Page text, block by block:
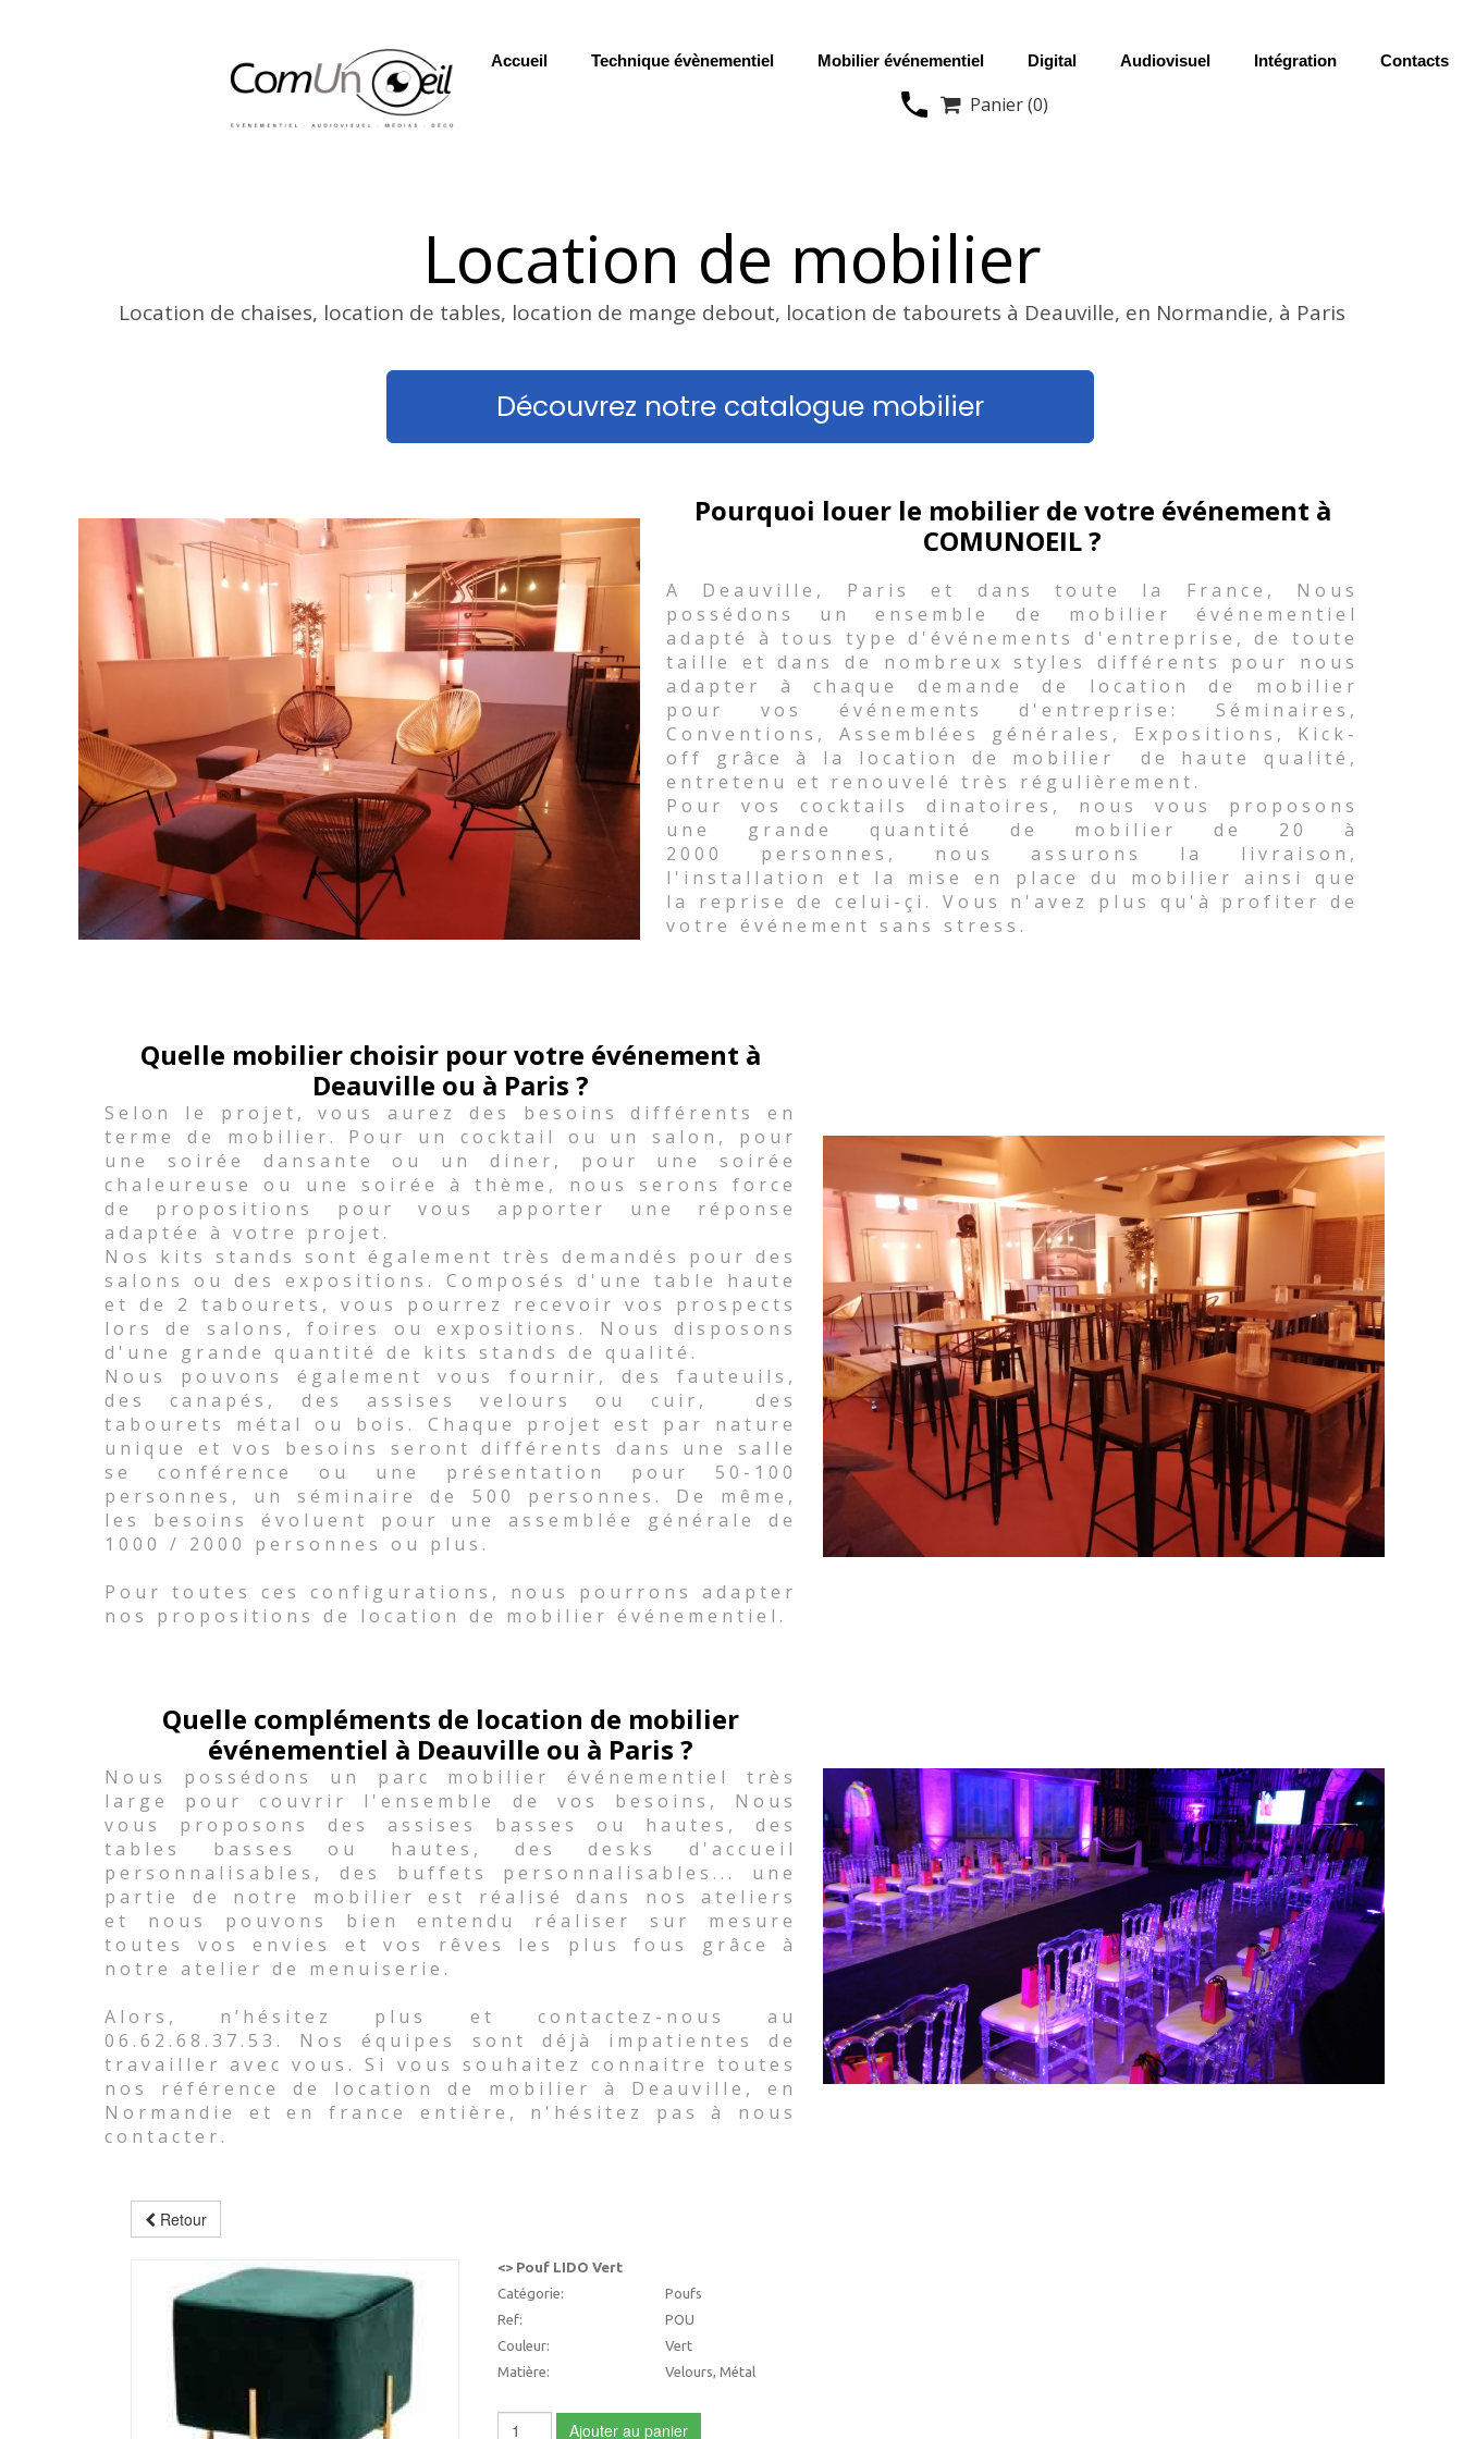
Accueil Technique évènementiel Mobilier événementiel Digital Audiovisuel Intégration Contacts
 Panier (0)
Location de mobilier
Location de chaises, location de tables, location de mange debout, location de tabourets à Deauville, en Normandie, à Paris
Découvrez notre catalogue mobilier
Pourquoi louer le mobilier de votre événement à
COMUNOEIL ?
A Deauville, Paris et dans toute la France, Nous
possédons un ensemble de mobilier événementiel
adapté à tous type d'événements d'entreprise, de toute
taille et dans de nombreux styles différents pour nous
adapter à chaque demande de location de mobilier
pour vos événements d'entreprise: Séminaires,
Conventions, Assemblées générales, Expositions, Kick-
off grâce à la location de mobilier de haute qualité,
entretenu et renouvelé très régulièrement.
Pour vos cocktails dinatoires, nous vous proposons
une grande quantité de mobilier de 20 à
2000 personnes, nous assurons la livraison,
l'installation et la mise en place du mobilier ainsi que
la reprise de celui-çi. Vous n'avez plus qu'à profiter de
votre événement sans stress.
Quelle mobilier choisir pour votre événement à
Deauville ou à Paris ?
Selon le projet, vous aurez des besoins différents en
terme de mobilier. Pour un cocktail ou un salon, pour
une soirée dansante ou un diner, pour une soirée
chaleureuse ou une soirée à thème, nous serons force
de propositions pour vous apporter une réponse
adaptée à votre projet.
Nos kits stands sont également très demandés pour des
salons ou des expositions. Composés d'une table haute
et de 2 tabourets, vous pourrez recevoir vos prospects
lors de salons, foires ou expositions. Nous disposons
d'une grande quantité de kits stands de qualité.
Nous pouvons également vous fournir, des fauteuils,
des canapés, des assises velours ou cuir, des
tabourets métal ou bois. Chaque projet est par nature
unique et vos besoins seront différents dans une salle
se conférence ou une présentation pour 50-100
personnes, un séminaire de 500 personnes. De même,
les besoins évoluent pour une assemblée générale de
1000 / 2000 personnes ou plus.
Pour toutes ces configurations, nous pourrons adapter
nos propositions de location de mobilier événementiel.
Quelle compléments de location de mobilier
événementiel à Deauville ou à Paris ?
Nous possédons un parc mobilier événementiel très
large pour couvrir l'ensemble de vos besoins, Nous
vous proposons des assises basses ou hautes, des
tables basses ou hautes, des desks d'accueil
personnalisables, des buffets personnalisables... une
partie de notre mobilier est réalisé dans nos ateliers
et nous pouvons bien entendu réaliser sur mesure
toutes vos envies et vos rêves les plus fous grâce à
notre atelier de menuiserie.
Alors, n’hésitez plus et contactez-nous au
06.62.68.37.53. Nos équipes sont déjà impatientes de
travailler avec vous. Si vous souhaitez connaitre toutes
nos référence de location de mobilier à Deauville, en
Normandie et en france entière, n'hésitez pas à nous
contacter.
Retour
<> Pouf LIDO Vert
Catégorie:
Poufs
Ref:
POU
Couleur:
Vert
Matière:
Velours, Métal
Ajouter au panier